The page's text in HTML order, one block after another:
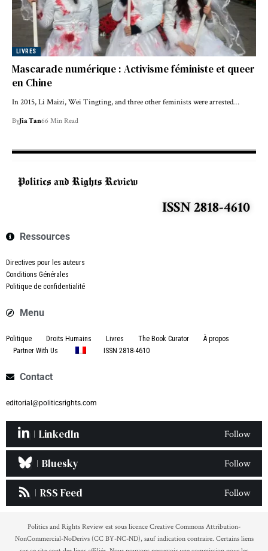
LIVRES
Mascarade numérique : Activisme féministe et queer
en Chine
In 2015, Li Maizi, Wei Tingting, and three other feminists were arrested…
ByJia Tan66 Min Read
ISSN 2818-4610
Ressources
Directives pour les auteurs
Conditions Générales
Politique de confidentialité
Menu
Politique Droits Humains Livres The Book Curator
À propos
Partner With Us
ISSN 2818-4610
Contact
editorial@politicsrights.com
LinkedIn Follow
Bluesky Follow
RSS Feed Follow
Politics and Rights Review est sous licence Creative Commons Attribution-
NonCommercial-NoDerivs (CC BY-NC-ND), sauf indication contraire. Certains liens